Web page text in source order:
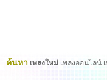
ค้นหา เพลงใหม่ เพลงออนไลน์